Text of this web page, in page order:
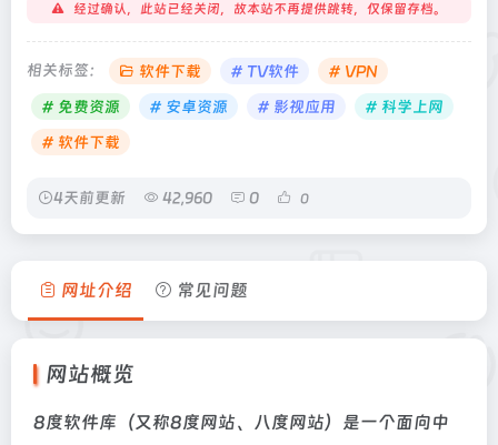
经过确认，此站已经关闭，故本站不再提供跳转，仅保留存档。
相关标签： 软件下载 # TV软件
# VPN
# 免费资源
# 安卓资源 # 影视应用
# 科学上网
# 软件下载
4天前更新 42,960 0 0
网址介绍 常见问题
网站概览
8度软件库（又称8度网站、八度网站）是一个面向中